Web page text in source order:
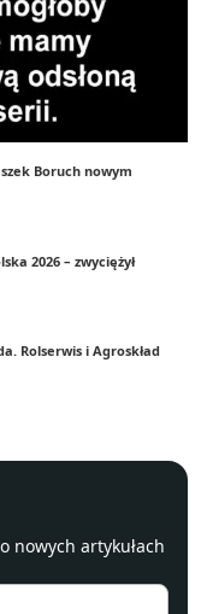
Boruch nowym
2026 – zwyciężył
Rolserwis i Agroskład
nowych artykułach